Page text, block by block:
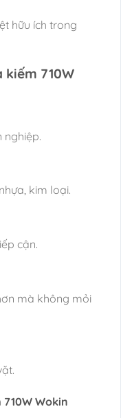
hữu ích trong
kiếm 710W
nghiệp.
kim loại.
cận.
mà không mỏi
Wokin